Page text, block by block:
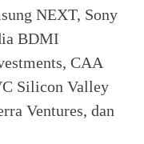
NEXT, Sony
BDMI
CAA
Silicon Valley
Ventures, dan